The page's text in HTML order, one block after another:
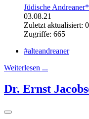
Jüdische
03.08.21
Zuletzt aktualisiert:
Zugriffe: 665
#alteandreaner
Weiterlesen ...
Dr. Ernst